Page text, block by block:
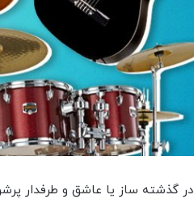
در گذشته ساز یا عاشق و طرفدار